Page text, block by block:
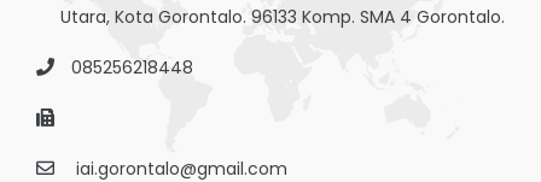
Utara, Kota Gorontalo. 96133 Komp. SMA 4 Gorontalo.
085256218448
iai.gorontalo@gmail.com